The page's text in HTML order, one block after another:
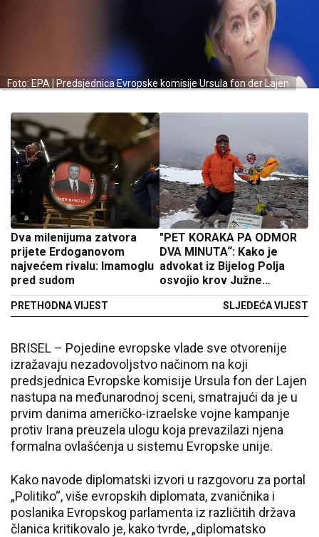
Foto: EPA | Predsjednica Evropske komisije Ursula fon der Lajen
Dva milenijuma zatvora
prijete Erdoganovom
najvećem rivalu: Imamoglu
pred sudom
PRETHODNA VIJEST
"PET KORAKA PA ODMOR
DVA MINUTA“: Kako je
advokat iz Bijelog Polja
osvojio krov Južne
Amerike
SLJEDEĆA VIJEST
BRISEL – Pojedine evropske vlade sve otvorenije
izražavaju nezadovoljstvo načinom na koji
predsjednica Evropske komisije Ursula fon der Lajen
nastupa na međunarodnoj sceni, smatrajući da je u
prvim danima američko-izraelske vojne kampanje
protiv Irana preuzela ulogu koja prevazilazi njena
formalna ovlašćenja u sistemu Evropske unije.
Kako navode diplomatski izvori u razgovoru za portal
„Politiko“, više evropskih diplomata, zvaničnika i
poslanika Evropskog parlamenta iz različitih država
članica kritikovalo je, kako tvrde, „diplomatsko